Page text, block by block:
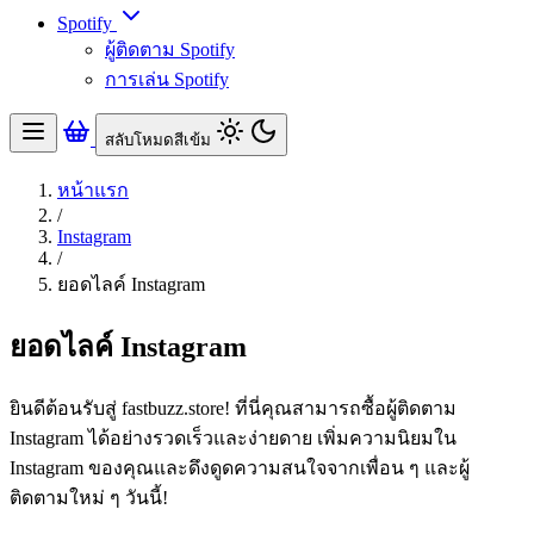
Spotify
ผู้ติดตาม Spotify
การเล่น Spotify
สลับโหมดสีเข้ม
หน้าแรก
/
Instagram
/
ยอดไลค์ Instagram
ยอดไลค์ Instagram
ยินดีต้อนรับสู่ fastbuzz.store! ที่นี่คุณสามารถซื้อผู้ติดตาม
Instagram ได้อย่างรวดเร็วและง่ายดาย เพิ่มความนิยมใน
Instagram ของคุณและดึงดูดความสนใจจากเพื่อน ๆ และผู้
ติดตามใหม่ ๆ วันนี้!